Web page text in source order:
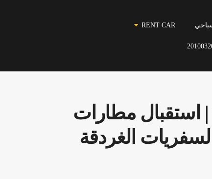
RENT CAR
ايجار هاي اس| خدمات ليموزين VIP 01099552706 | استقبال مطارات
الغردقة